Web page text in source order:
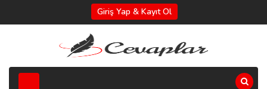
Giriş Yap & Kayıt Ol